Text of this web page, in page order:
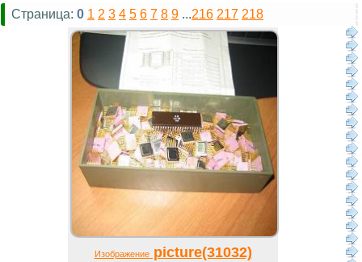
Страница: 0 1 2 3 4 5 6 7 8 9 ...216 217 218
Изображениеpicture(31032)